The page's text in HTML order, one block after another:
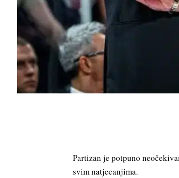
Partizan je potpuno
svim natjecanjima.